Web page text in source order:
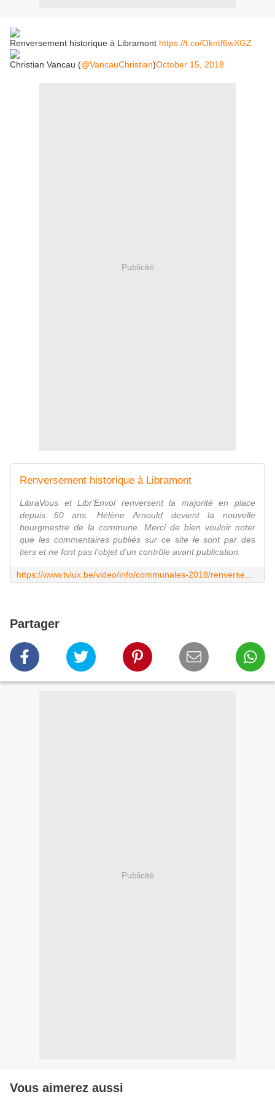
Renversement historique à Libramont https://t.co/Okntf6wXGZ
Christian Vancau (@VancauChristian)October 15, 2018
Publicité
Renversement historique à Libramont
LibraVous et Libr'Envol renversent la majorité en place
depuis 60 ans. Hélène Arnould devient la nouvelle
bourgmestre de la commune. Merci de bien vouloir noter
que les commentaires publiés sur ce site le sont par des
tiers et ne font pas l'objet d'un contrôle avant publication.
Partager
Publicité
Vous aimerez aussi